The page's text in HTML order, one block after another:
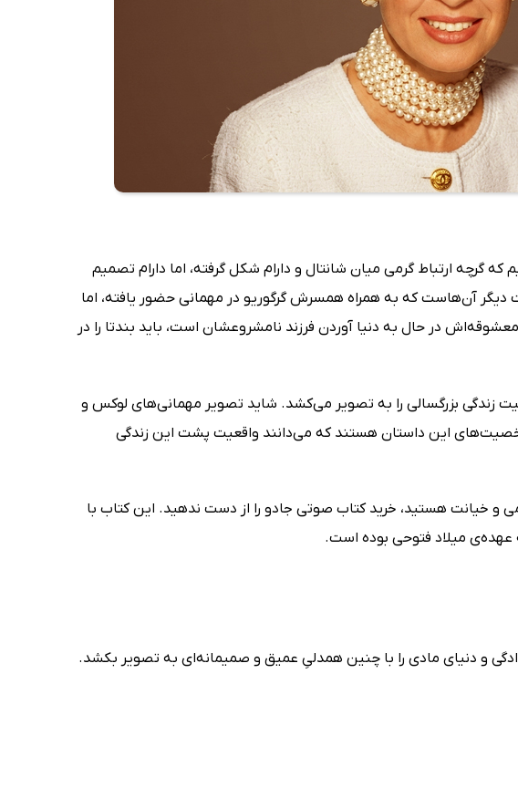
گرچه ارتباط گرمی میان شانتال و دارام شکل گرفته، اما دارام تصمیم
آن‌هاست که به همراه همسرش گرگوریو در مهمانی حضور یافته، اما
در حال به دنیا آوردن فرزند نامشروعشان است، باید بندتا را در
زندگی بزرگسالی را به تصویر می‌کشد. شاید تصویر مهمانی‌های لوکس و
این داستان هستند که می‌دانند واقعیت پشت این زندگی
و خیانت هستید، خرید کتاب صوتی جادو را از دست ندهید. این کتاب با
عهده‌ی میلاد فتوحی بوده است.
و دنیای مادی را با چنین همدلیِ عمیق و صمیمانه‌ای به تصویر بکشد.